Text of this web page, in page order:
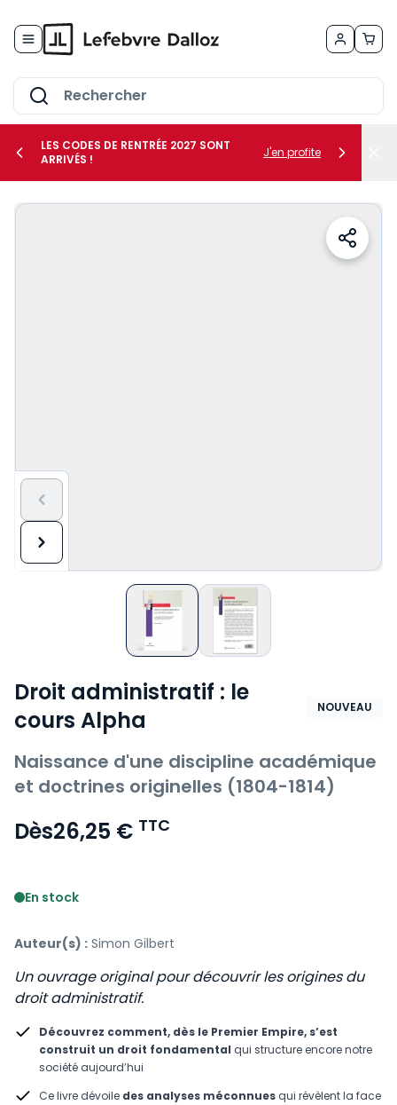
le sous-menu Vos métiers
LES CODES DE RENTRÉE 2027 SONT
ARRIVÉS !
J'en profite
Droit administratif : le
cours Alpha
NOUVEAU
Naissance d'une discipline académique
et doctrines originelles (1804-1814)
Dès26,25 € TTC
En stock
Auteur(s) : Simon Gilbert
Un ouvrage original pour découvrir les origines du
droit administratif.
Découvrez comment, dès le Premier Empire, s’est
construit un droit fondamental qui structure encore notre
société aujourd’hui
Ce livre dévoile des analyses méconnues qui révèlent la face